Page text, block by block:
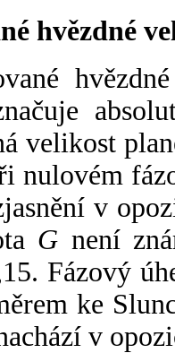
hvězdné
velikost
nulovém
v
G není
Fázový
ke
v